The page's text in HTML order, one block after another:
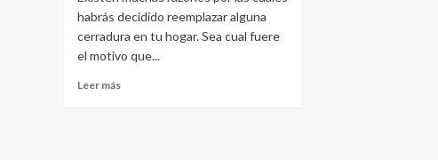
habrás decidido reemplazar alguna
cerradura en tu hogar. Sea cual fuere
el motivo que...
Leer más